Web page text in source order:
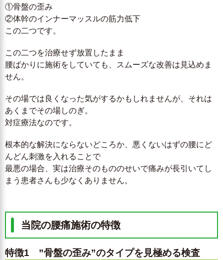
①骨盤の歪み
②体幹のインナーマッスルの筋力低下
この二つです。
この二つを治療せず放置したまま
腰ばかりに施術をしていても、スムーズな改善は見込めま
せん。
その場では良くなった気がするかもしれませんが、それは
あくまでその場しのぎ。
対症療法なのです。
根本的な解決にならないどころか、悪くないはずの腰にど
んどん刺激を入れることで
最悪の場合、実は治療そのもののせいで痛みが長引いてし
まう患者さんも少なくありません。
当院の腰痛施術の特徴
特徴1 ”骨盤の歪み”のタイプを見極める検査